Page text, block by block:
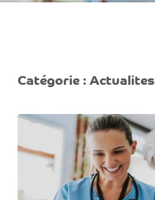
Catégorie : Actualites